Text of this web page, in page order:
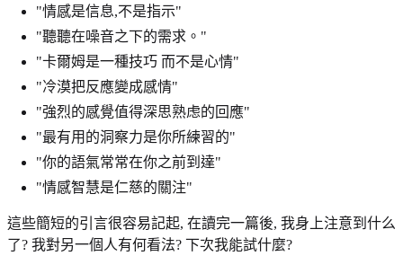
"情感是信息,不是指示"
"聽聽在噪音之下的需求。"
"卡爾姆是一種技巧 而不是心情"
"冷漠把反應變成感情"
"強烈的感覺值得深思熟虑的回應"
"最有用的洞察力是你所練習的"
"你的語氣常常在你之前到達"
"情感智慧是仁慈的關注"
這些簡短的引言很容易記起, 在讀完一篇後, 我身上注意到什么
了? 我對另一個人有何看法? 下次我能試什麼?